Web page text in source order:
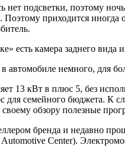
подсветки, поэтому
приходится
есть камера заднего вида
автомобиле немного, для
13 кВт в плюс 5, без
семейного бюджета. К
обзору полезные
бренда и недавно
Center).